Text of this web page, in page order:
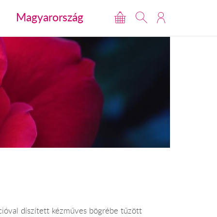
Magyarország
díszített kézműves bögrébe tűzött